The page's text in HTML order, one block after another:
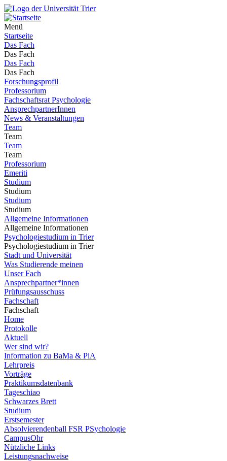
Menü
Startseite
Das Fach
Das Fach
Das Fach
Das Fach
Forschungsprofil
Professorium
Fachschaftsrat Psychologie
AnsprechpartnerInnen
News & Veranstaltungen
Team
Team
Team
Team
Professorium
Emeriti
Studium
Studium
Studium
Studium
Allgemeine Informationen
Allgemeine Informationen
Psychologiestudium in Trier
Psychologiestudium in Trier
Stadt und Universität
Was Studierende meinen
Unser Fach
Ansprechpartner*innen
Prüfungsausschuss
Fachschaft
Fachschaft
Home
Protokolle
Aktuell
Wer sind wir?
Information zu BaMa & PiA
Lehrpreis
Vorträge
Praktikumsdatenbank
Tageschiao
Schwarzes Brett
Studium
Erstsemester
Absolvierendenball FSR PSychologie
CampusOhr
Nützliche Links
Leistungsnachweise